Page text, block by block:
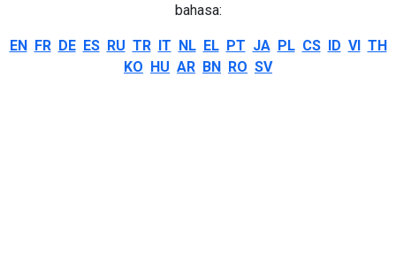
bahasa:
EN FR DE ES RU TR IT NL EL PT JA PL CS ID VI TH
KO HU AR BN RO SV